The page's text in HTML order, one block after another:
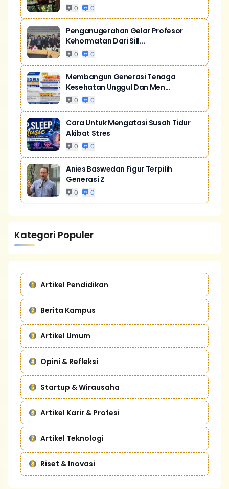
0 0
Penganugerahan Gelar Profesor
Kehormatan Dari Sill...
0 0
Membangun Generasi Tenaga
Kesehatan Unggul Dan Men...
0 0
Cara Untuk Mengatasi Susah Tidur
Akibat Stres
0 0
Anies Baswedan Figur Terpilih
Generasi Z
0 0
Kategori Populer
Artikel Pendidikan
Berita Kampus
Artikel Umum
Opini & Refleksi
Startup & Wirausaha
Artikel Karir & Profesi
Artikel Teknologi
Riset & Inovasi